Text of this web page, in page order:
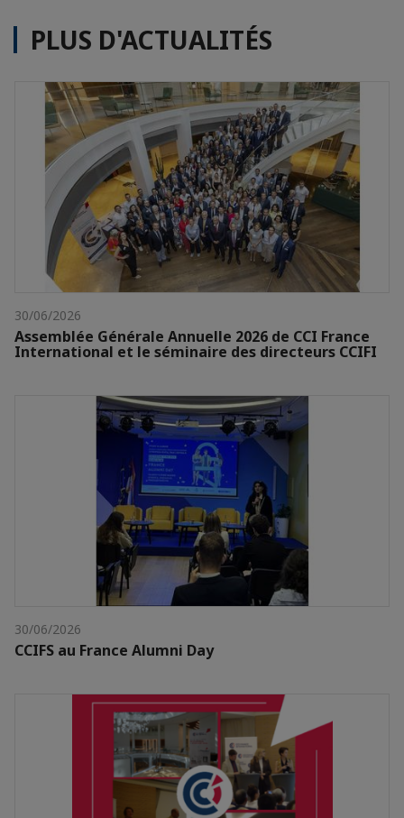
PLUS D'ACTUALITÉS
30/06/2026
Assemblée Générale Annuelle 2026 de CCI France
International et le séminaire des directeurs CCIFI
30/06/2026
CCIFS au France Alumni Day